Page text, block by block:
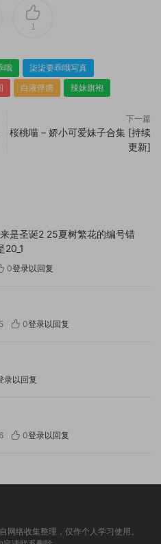
1
哦
柒柒要乖哦写真
白液俘虏 辣妹旗袍
下一篇
桜桃喵 – 娇小可爱妹子合集 [持续
更新]
是圣诞2 25夏树繁花的编号错
0登录以回复
0登录以回复
录以回复
0登录以回复
网络收集整理，仅作个人学习使用。